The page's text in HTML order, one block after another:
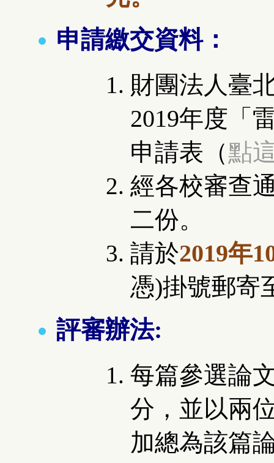
申請繳交資料：
財團法人臺
2019年度 「
申請表（點
經各校審查
二份。
請於2019年
憑)掛號郵寄
評審辦法:
每篇參選論
分，並以兩
加總為該篇